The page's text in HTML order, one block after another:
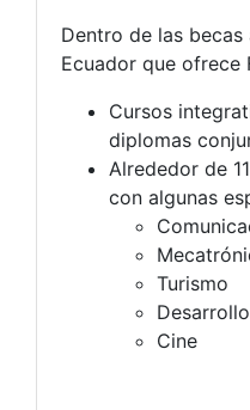
Dentro de las
Ecuador que ofrece
Cursos
diplomas
Alrededor de
con algunas
Turismo
Cine